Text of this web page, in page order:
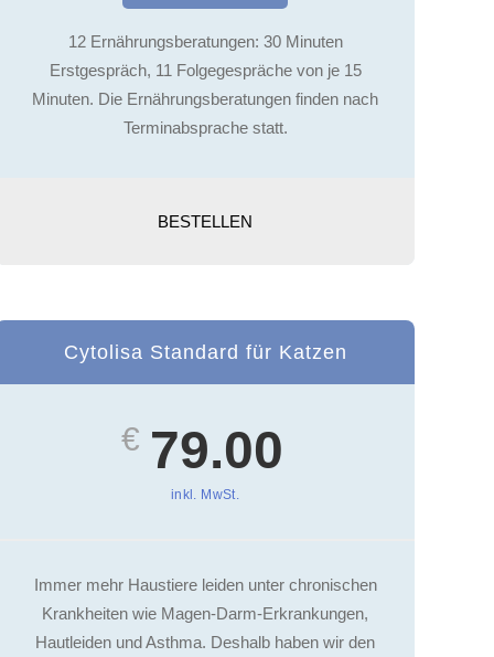
12 Ernährungsberatungen: 30 Minuten
Erstgespräch, 11 Folgegespräche von je 15
Minuten. Die Ernährungsberatungen finden nach
Terminabsprache statt.
BESTELLEN
Cytolisa Standard für Katzen
€ 79.00
inkl. MwSt.
Immer mehr Haustiere leiden unter chronischen
Krankheiten wie Magen-Darm-Erkrankungen,
Hautleiden und Asthma. Deshalb haben wir den